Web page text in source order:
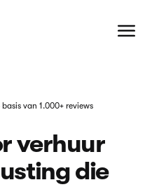
van 1.000+ reviews
verhuur
die